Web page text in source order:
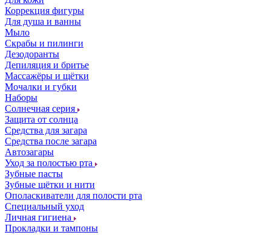
Коррекция фигуры
Для душа и ванны
Мыло
Скрабы и пилинги
Дезодоранты
Депиляция и бритье
Массажёры и щётки
Мочалки и губки
Наборы
Солнечная серия
Защита от солнца
Средства для загара
Средства после загара
Автозагары
Уход за полостью рта
Зубные пасты
Зубные щётки и нити
Ополаскиватели для полости рта
Специальный уход
Личная гигиена
Прокладки и тампоны